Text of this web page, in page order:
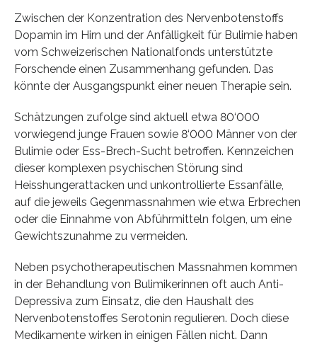
Zwischen der Konzentration des Nervenbotenstoffs
Dopamin im Hirn und der Anfälligkeit für Bulimie haben
vom Schweizerischen Nationalfonds unterstützte
Forschende einen Zusammenhang gefunden. Das
könnte der Ausgangspunkt einer neuen Therapie sein.
Schätzungen zufolge sind aktuell etwa 80‘000
vorwiegend junge Frauen sowie 8‘000 Männer von der
Bulimie oder Ess-Brech-Sucht betroffen. Kennzeichen
dieser komplexen psychischen Störung sind
Heisshungerattacken und unkontrollierte Essanfälle,
auf die jeweils Gegenmassnahmen wie etwa Erbrechen
oder die Einnahme von Abführmitteln folgen, um eine
Gewichtszunahme zu vermeiden.
Neben psychotherapeutischen Massnahmen kommen
in der Behandlung von Bulimikerinnen oft auch Anti-
Depressiva zum Einsatz, die den Haushalt des
Nervenbotenstoffes Serotonin regulieren. Doch diese
Medikamente wirken in einigen Fällen nicht. Dann